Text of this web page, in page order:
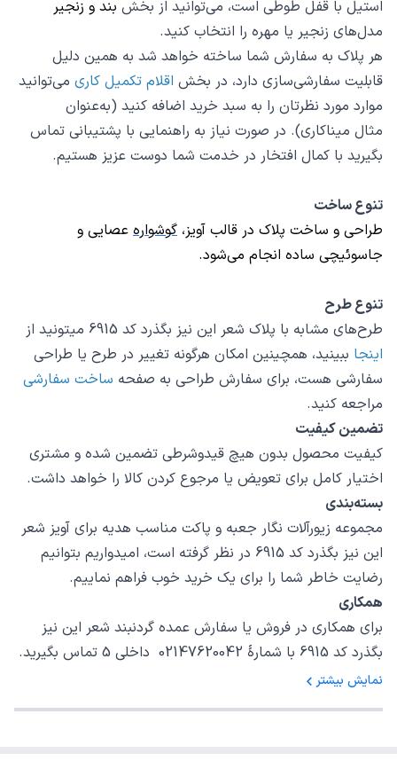
استیل با قفل طوطی است، می‌توانید از بخش بند و زنجیر
مدل‌های زنجیر یا مهره را انتخاب کنید.
هر پلاک به سفارش شما ساخته خواهد شد به همین دلیل
قابلیت سفارشی‌سازی دارد، در بخش اقلام تکمیل کاری می‌توانید
موارد مورد نظرتان را به سبد خرید اضافه کنید (به‌عنوان‌
مثال میناکاری). در صورت نیاز به راهنمایی با پشتیبانی تماس
بگیرید با کمال افتخار در خدمت شما دوست عزیز هستیم.
تنوع ساخت
طراحی و ساخت پلاک در قالب آویز، گوشواره عصایی و
جاسوئیچی ساده انجام می‌شود.
تنوع طرح
طرح‌های مشابه با پلاک شعر این نیز بگذرد کد 6915 میتونید از
اینجا ببینید، همچینین امکان هرگونه تغییر در طرح یا طراحی
سفارشی هست، برای سفارش طراحی به صفحه ساخت سفارشی
مراجعه کنید.
تضمین کیفیت
کیفیت محصول بدون هیچ قیدوشرطی تضمین شده و مشتری
اختیار کامل برای تعویض یا مرجوع کردن کالا را خواهد داشت.
بسته‌بندی
مجموعه زیورآلات نگار جعبه و پاکت مناسب هدیه برای آویز شعر
این نیز بگذرد کد 6915 در نظر گرفته است، امیدواریم بتوانیم
رضایت خاطر شما را برای یک خرید خوب فراهم نماییم.
همکاری
برای همکاری در فروش یا سفارش عمده گردنبند شعر این نیز
بگذرد کد 6915 با شمارهٔ 02147620042 داخلی 5 تماس بگیرید.
نمایش بیشتر